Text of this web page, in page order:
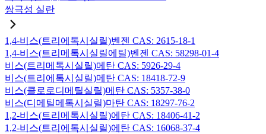
쌍극성 실란
1,4-비스(트리에톡시실릴)벤젠 CAS: 2615-18-1
1,4-비스(트리메톡시실릴에틸)벤젠 CAS: 58298-01-4
비스(트리메톡시실릴)메탄 CAS: 5926-29-4
비스(트리에톡시실릴)메탄 CAS: 18418-72-9
비스(클로로디메틸실릴)메탄 CAS: 5357-38-0
비스(디메틸메톡시실릴)마탄 CAS: 18297-76-2
1,2-비스(트리메톡시실릴)에탄 CAS: 18406-41-2
1,2-비스(트리에톡시실릴)에탄 CAS: 16068-37-4